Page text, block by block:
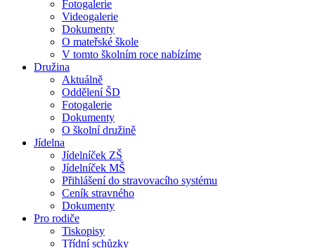
Fotogalerie
Videogalerie
Dokumenty
O mateřské škole
V tomto školním roce nabízíme
Družina
Aktuálně
Oddělení ŠD
Fotogalerie
Dokumenty
O školní družině
Jídelna
Jídelníček ZŠ
Jídelníček MŠ
Přihlášení do stravovacího systému
Ceník stravného
Dokumenty
Pro rodiče
Tiskopisy
Třídní schůzky